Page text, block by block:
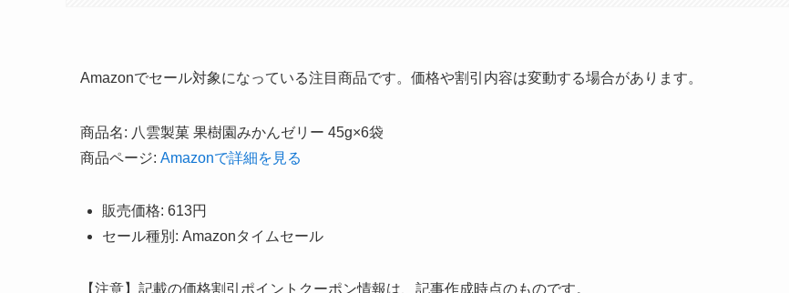
Amazonでセール対象になっている注目商品です。価格や割引内容は変動する場合があります。
商品名: 八雲製菓 果樹園みかんゼリー 45g×6袋
商品ページ: Amazonで詳細を見る
販売価格: 613円
セール種別: Amazonタイムセール
【注意】記載の価格割引ポイントクーポン情報は、記事作成時点のものです。